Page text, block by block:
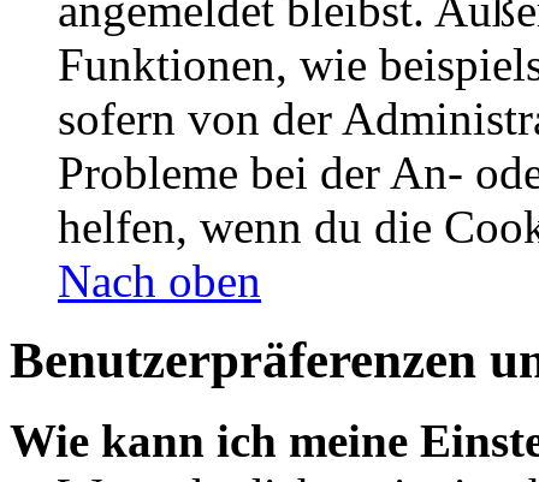
Funktionen, wie
sofern von der
Probleme bei der An-
helfen, wenn du die
Nach oben
Benutzerpräferenzen
Wie kann ich meine